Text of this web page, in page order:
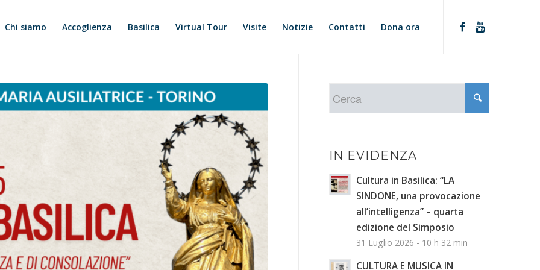
Chi siamo Accoglienza Basilica Virtual Tour Visite Notizie Contatti Dona ora
IN EVIDENZA
Cultura in Basilica: “LA
SINDONE, una provocazione
all’intelligenza” – quarta
edizione del Simposio
31 Luglio 2026 - 10 h 32 min
CULTURA E MUSICA IN